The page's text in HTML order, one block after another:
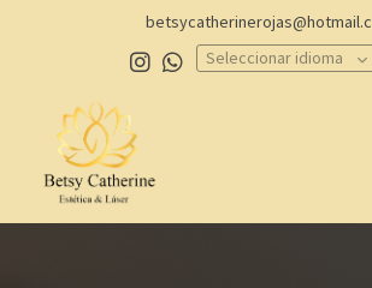
Seleccionar idioma